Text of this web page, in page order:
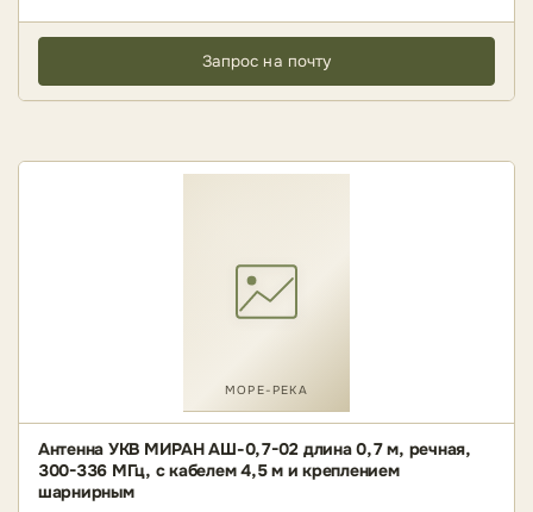
Запрос на почту
МОРЕ-РЕКА
Антенна УКВ МИРАН АШ-0,7-02 длина 0,7 м, речная,
300-336 МГц, с кабелем 4,5 м и креплением
шарнирным